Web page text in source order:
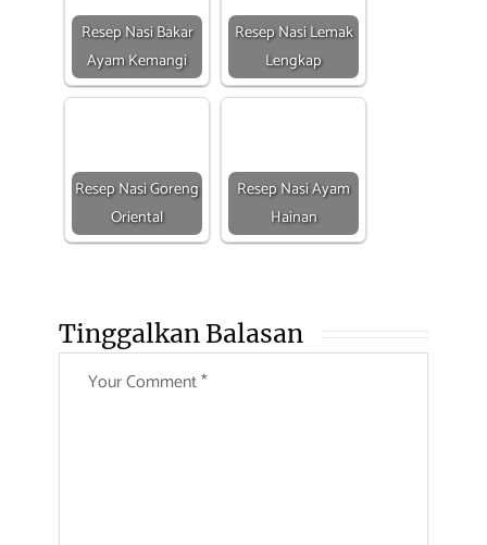
Resep Nasi Bakar
Ayam Kemangi
Resep Nasi Lemak
Lengkap
Resep Nasi Goreng
Oriental
Resep Nasi Ayam
Hainan
Tinggalkan Balasan